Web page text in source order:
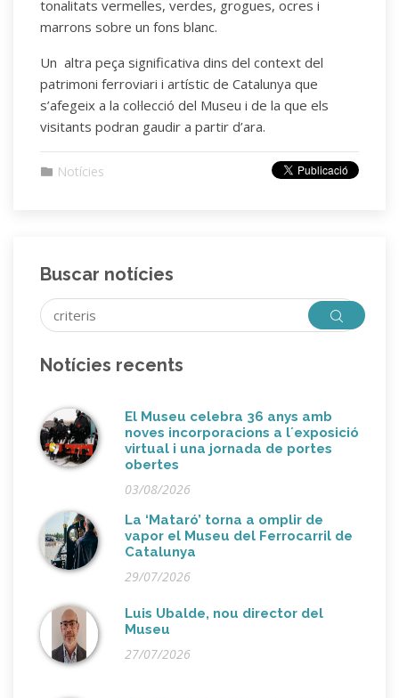
tonalitats vermelles, verdes, grogues, ocres i
marrons sobre un fons blanc.
Un altra peça significativa dins del context del
patrimoni ferroviari i artístic de Catalunya que
s’afegeix a la col·lecció del Museu i de la que els
visitants podran gaudir a partir d’ara.
Notícies
Buscar notícies
Notícies recents
El Museu celebra 36 anys amb
noves incorporacions a l´exposició
virtual i una jornada de portes
obertes
03/08/2026
La ‘Mataró’ torna a omplir de
vapor el Museu del Ferrocarril de
Catalunya
29/07/2026
Luis Ubalde, nou director del
Museu
27/07/2026